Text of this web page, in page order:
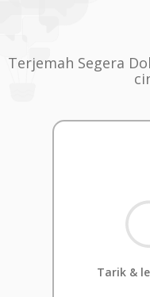
Terjemah Segera
Tarik &